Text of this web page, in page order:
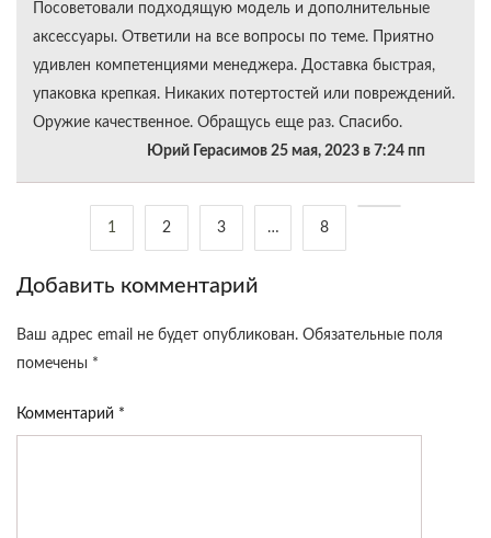
Посоветовали подходящую модель и дополнительные
аксессуары. Ответили на все вопросы по теме. Приятно
удивлен компетенциями менеджера. Доставка быстрая,
упаковка крепкая. Никаких потертостей или повреждений.
Оружие качественное. Обращусь еще раз. Спасибо.
Юрий Герасимов 25 мая, 2023 в 7:24 пп
1 2 3 … 8
Добавить комментарий
Ваш адрес email не будет опубликован. Обязательные поля
помечены *
Комментарий *